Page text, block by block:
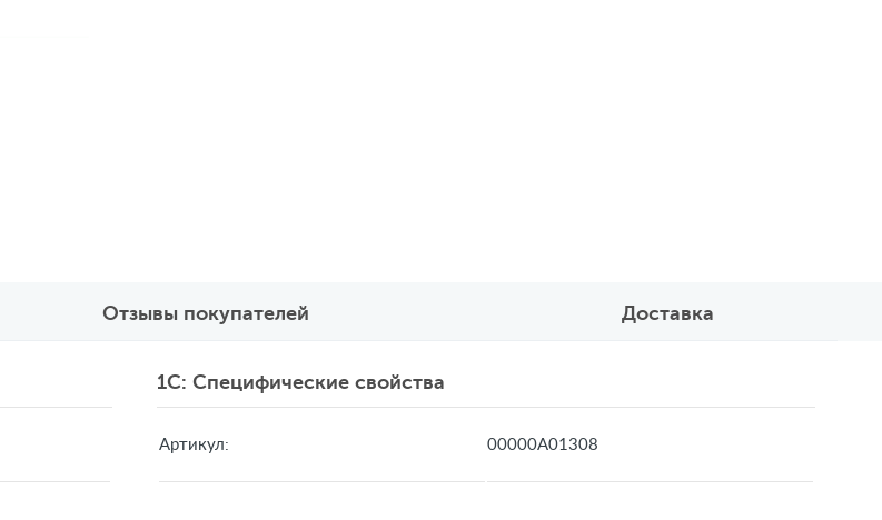
Отзывы покупателей Доставка
1C: Специфические свойства
Артикул: 00000А01308